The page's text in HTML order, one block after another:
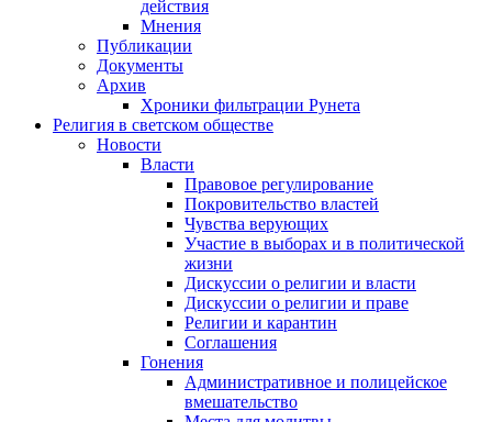
действия
Мнения
Публикации
Документы
Архив
Хроники фильтрации Рунета
Религия в светском обществе
Новости
Власти
Правовое регулирование
Покровительство властей
Чувства верующих
Участие в выборах и в политической
жизни
Дискуссии о религии и власти
Дискуссии о религии и праве
Религии и карантин
Соглашения
Гонения
Административное и полицейское
вмешательство